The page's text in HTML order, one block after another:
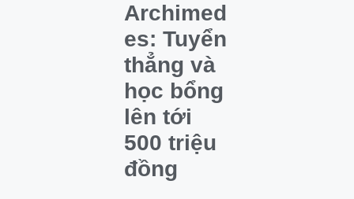
Archimed
es: Tuyển
thẳng và
học bổng
lên tới
500 triệu
đồng